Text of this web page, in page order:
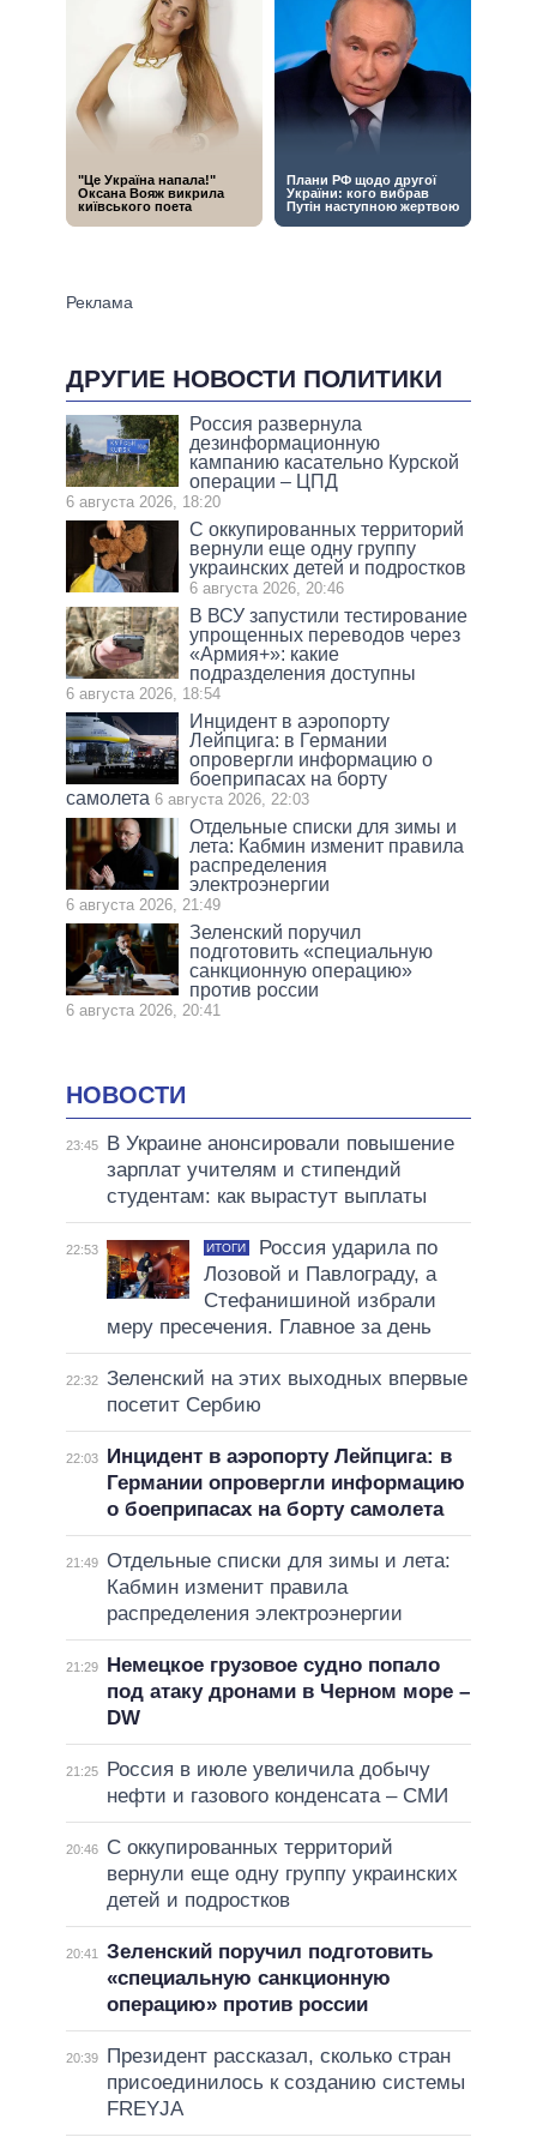
ДРУГИЕ НОВОСТИ ПОЛИТИКИ
Россия развернула
дезинформационную
кампанию касательно Курской
операции – ЦПД
6 августа 2026, 18:20
С оккупированных территорий
вернули еще одну группу
украинских детей и подростков
6 августа 2026, 20:46
В ВСУ запустили тестирование
упрощенных переводов через
«Армия+»: какие
подразделения доступны
6 августа 2026, 18:54
Инцидент в аэропорту
Лейпцига: в Германии
опровергли информацию о
боеприпасах на борту
самолета 6 августа 2026, 22:03
Отдельные списки для зимы и
лета: Кабмин изменит правила
распределения
электроэнергии
6 августа 2026, 21:49
Зеленский поручил
подготовить «специальную
санкционную операцию»
против россии
6 августа 2026, 20:41
НОВОСТИ
23:45
В Украине анонсировали повышение
зарплат учителям и стипендий
студентам: как вырастут выплаты
22:53 ИТОГИ
Россия ударила по
Лозовой и Павлограду, а
Стефанишиной избрали
меру пресечения. Главное за день
22:32 Зеленский на этих выходных впервые
посетит Сербию
22:03
Инцидент в аэропорту Лейпцига: в
Германии опровергли информацию
о боеприпасах на борту самолета
21:49 Отдельные списки для зимы и лета:
Кабмин изменит правила
распределения электроэнергии
21:29
Немецкое грузовое судно попало
под атаку дронами в Черном море –
DW
21:25
Россия в июле увеличила добычу
нефти и газового конденсата – СМИ
20:46
С оккупированных территорий
вернули еще одну группу украинских
детей и подростков
20:41
Зеленский поручил подготовить
«специальную санкционную
операцию» против россии
20:39
Президент рассказал, сколько стран
присоединилось к созданию системы
FREYJA